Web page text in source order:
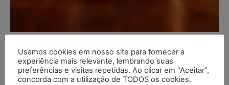
Empresário baiano suspeito de
ligação com o PCC é processado
pela Shell
Usamos cookies em nosso site para fornecer a
experiência mais relevante, lembrando suas
preferências e visitas repetidas. Ao clicar em “Aceitar”,
concorda com a utilização de TODOS os cookies.